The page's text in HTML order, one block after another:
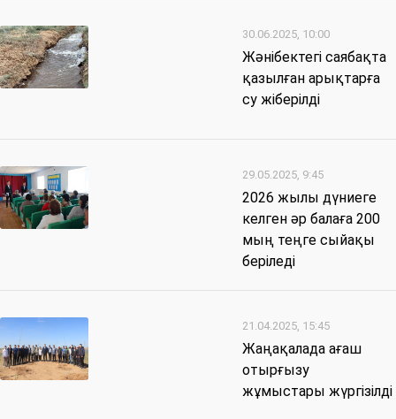
30.06.2025, 10:00
Жәнібектегі саябақта
қазылған арықтарға
су жіберілді
29.05.2025, 9:45
2026 жылы дүниеге
келген әр балаға 200
мың теңге сыйақы
беріледі
21.04.2025, 15:45
Жаңақалада ағаш
отырғызу
жұмыстары жүргізілді